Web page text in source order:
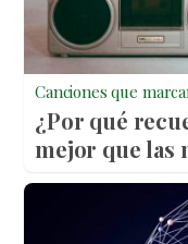
Canciones que
¿Por qué
mejor que las